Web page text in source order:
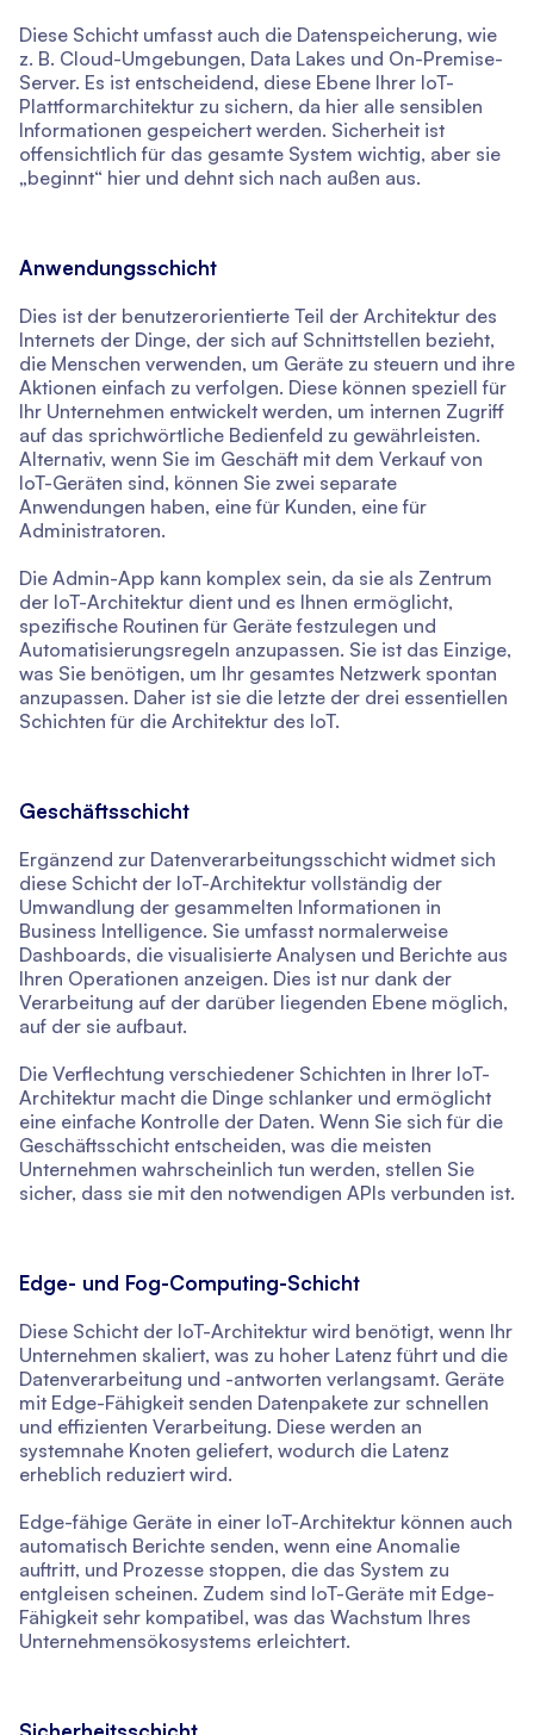
Diese Schicht umfasst auch die Datenspeicherung, wie
z. B. Cloud-Umgebungen, Data Lakes und On-Premise-
Server. Es ist entscheidend, diese Ebene Ihrer IoT-
Plattformarchitektur zu sichern, da hier alle sensiblen
Informationen gespeichert werden. Sicherheit ist
offensichtlich für das gesamte System wichtig, aber sie
„beginnt“ hier und dehnt sich nach außen aus.
Anwendungsschicht
Dies ist der benutzerorientierte Teil der Architektur des
Internets der Dinge, der sich auf Schnittstellen bezieht,
die Menschen verwenden, um Geräte zu steuern und ihre
Aktionen einfach zu verfolgen. Diese können speziell für
Ihr Unternehmen entwickelt werden, um internen Zugriff
auf das sprichwörtliche Bedienfeld zu gewährleisten.
Alternativ, wenn Sie im Geschäft mit dem Verkauf von
IoT-Geräten sind, können Sie zwei separate
Anwendungen haben, eine für Kunden, eine für
Administratoren.
Die Admin-App kann komplex sein, da sie als Zentrum
der IoT-Architektur dient und es Ihnen ermöglicht,
spezifische Routinen für Geräte festzulegen und
Automatisierungsregeln anzupassen. Sie ist das Einzige,
was Sie benötigen, um Ihr gesamtes Netzwerk spontan
anzupassen. Daher ist sie die letzte der drei essentiellen
Schichten für die Architektur des IoT.
Geschäftsschicht
Ergänzend zur Datenverarbeitungsschicht widmet sich
diese Schicht der IoT-Architektur vollständig der
Umwandlung der gesammelten Informationen in
Business Intelligence. Sie umfasst normalerweise
Dashboards, die visualisierte Analysen und Berichte aus
Ihren Operationen anzeigen. Dies ist nur dank der
Verarbeitung auf der darüber liegenden Ebene möglich,
auf der sie aufbaut.
Die Verflechtung verschiedener Schichten in Ihrer IoT-
Architektur macht die Dinge schlanker und ermöglicht
eine einfache Kontrolle der Daten. Wenn Sie sich für die
Geschäftsschicht entscheiden, was die meisten
Unternehmen wahrscheinlich tun werden, stellen Sie
sicher, dass sie mit den notwendigen APIs verbunden ist.
Edge- und Fog-Computing-Schicht
Diese Schicht der IoT-Architektur wird benötigt, wenn Ihr
Unternehmen skaliert, was zu hoher Latenz führt und die
Datenverarbeitung und -antworten verlangsamt. Geräte
mit Edge-Fähigkeit senden Datenpakete zur schnellen
und effizienten Verarbeitung. Diese werden an
systemnahe Knoten geliefert, wodurch die Latenz
erheblich reduziert wird.
Edge-fähige Geräte in einer IoT-Architektur können auch
automatisch Berichte senden, wenn eine Anomalie
auftritt, und Prozesse stoppen, die das System zu
entgleisen scheinen. Zudem sind IoT-Geräte mit Edge-
Fähigkeit sehr kompatibel, was das Wachstum Ihres
Unternehmensökosystems erleichtert.